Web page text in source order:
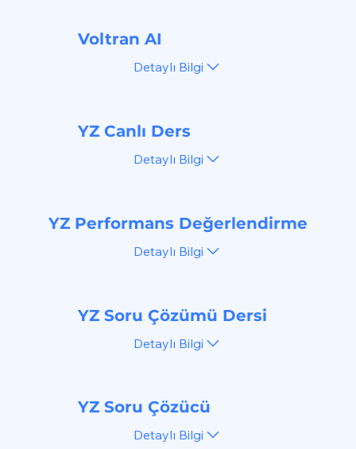
Voltran AI
Detaylı Bilgi
YZ Canlı Ders
Detaylı Bilgi
YZ Performans Değerlendirme
Detaylı Bilgi
YZ Soru Çözümü Dersi
Detaylı Bilgi
YZ Soru Çözücü
Detaylı Bilgi